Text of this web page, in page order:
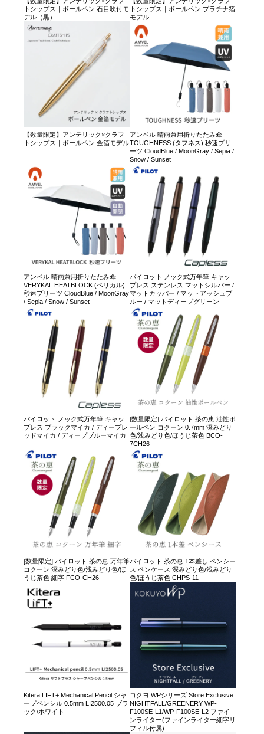
トシップス｜ボールペン 石目吹付モ
デル（黒）
トシップス｜ボールペン プラチナ箔
モデル
【数量限定】アンテリック×クラフ
トシップス｜ボールペン 金箔モデル
アンベル 晴雨兼用折りたたみ傘
TOUGHNESS (タフネス) 秒速プリ
ーツ CloudBlue / MoonGray / Sepia /
Snow / Sunset
アンベル 晴雨兼用折りたたみ傘
VERYKAL HEATBLOCK (ベリカル)
秒速プリーツ CloudBlue / MoonGray
/ Sepia / Snow / Sunset
パイロット ノック式万年筆 キャッ
プレス ステンレス マットシルバー /
マットカッパー / マットアッシュブ
ルー / マットディープグリーン
パイロット ノック式万年筆 キャッ
プレス ブラックマイカ / ディープレ
ッドマイカ / ディープブルーマイカ
[数量限定] パイロット 茶の恵 油性ボ
ールペン コクーン 0.7mm 深みどり
色/浅みどり色/ほうじ茶色 BCO-
7CH26
[数量限定] パイロット 茶の恵 万年筆
コクーン 深みどり色/浅みどり色/ほ
うじ茶色 細字 FCO-CH26
パイロット 茶の恵 1本差し ペンシー
ス ペンケース 深みどり色/浅みどり
色/ほうじ茶色 CHPS-11
Kitera LIFT+ Mechanical Pencil シャ
ープペンシル 0.5mm LI2500.05 ブラ
ック/ホワイト
コクヨ WPシリーズ Store Exclusive
NIGHTFALL/GREENERY WP-
F100SE-L1/WP-F100SE-L2 ファイ
ンライター(ファインライター細字リ
フィル付属)